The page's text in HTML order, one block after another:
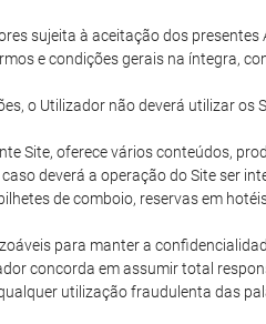
sujeita à aceitação dos
e condições gerais na íntegra,
o Utilizador não deverá utilizar os
Site, oferece vários conteúdos,
deverá a operação do Site ser
de comboio, reservas em
para manter a
concorda em assumir total
utilização fraudulenta das